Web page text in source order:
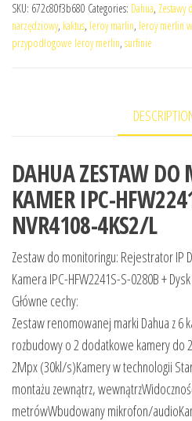
SKU: 672c80f3b680 Categories: Dahua,
narzędziowy, kaktus, leroy marlin, leroy merlin
przypodłogowe leroy merlin, surfinie
DAHUA ZESTAW
KAMER IPC-
NVR4108-4KS2/L
Zestaw do monitoringu: Rejestrator IP
Kamera IPC-HFW2241S-S-0280B +
Główne cechy:
Zestaw renomowanej marki Dahua z 6
rozbudowy o 2 dodatkowe kamery do
2Mpx (30kl/s)Kamery w technologii
montażu zewnątrz,
metrówWbudowany mikrofon/